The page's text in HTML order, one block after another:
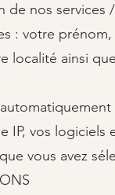
de nos services
: votre
ainsi
IP, vos
vous avez